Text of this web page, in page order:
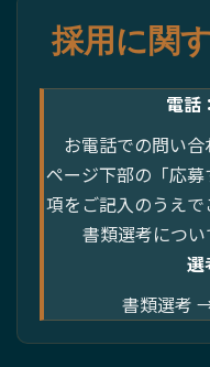
採用に関
電話
お電話での問い合
ページ下部の「応
項をご記入のうえ
書類選考につい
選
書類選考